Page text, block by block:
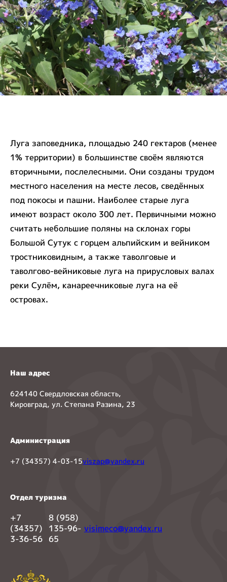
Луга заповедника, площадью 240 гектаров (менее
1% территории) в большинстве своём являются
вторичными, послелесными. Они созданы трудом
местного населения на месте лесов, сведённых
под покосы и пашни. Наиболее старые луга
имеют возраст около 300 лет. Первичными можно
считать небольшие поляны на склонах горы
Большой Сутук с горцем альпийским и вейником
тростниковидным, а также таволговые и
таволгово-вейниковые луга на прирусловых валах
реки Сулём, канареечниковые луга на её
островах.
Наш адрес
624140 Свердловская область,
Кировград, ул. Степана Разина, 23
Администрация
+7 (34357) 4-03-15viszap@yandex.ru
Отдел туризма
+7
(34357)
3-36-56
8 (958)
135-96-
65
visimeco@yandex.ru